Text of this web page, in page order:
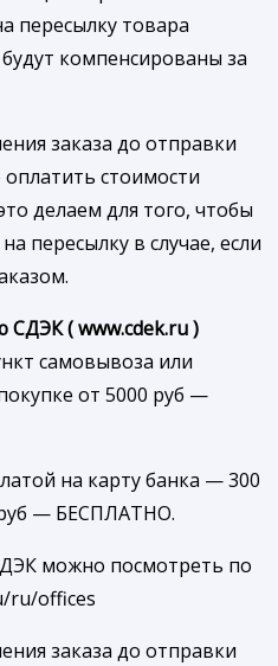
пересылку товара
компенсированы за
заказа до отправки
стоимости
делаем для того, чтобы
пересылку в случае, если
СДЭК ( www.cdek.ru )
самовывоза или
от 5000 руб —
на карту банка — 300
руб — БЕСПЛАТНО.
можно посмотреть по
ru/offices
заказа до отправки